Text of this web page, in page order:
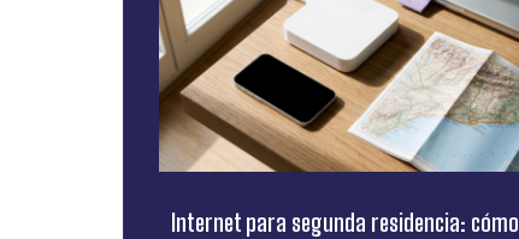
Internet para segunda residencia: cómo